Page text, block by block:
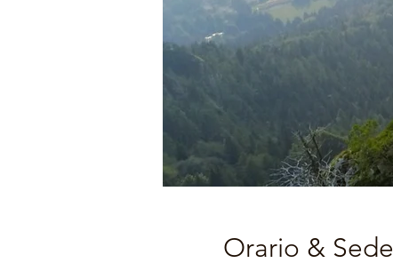
Orario & Sede